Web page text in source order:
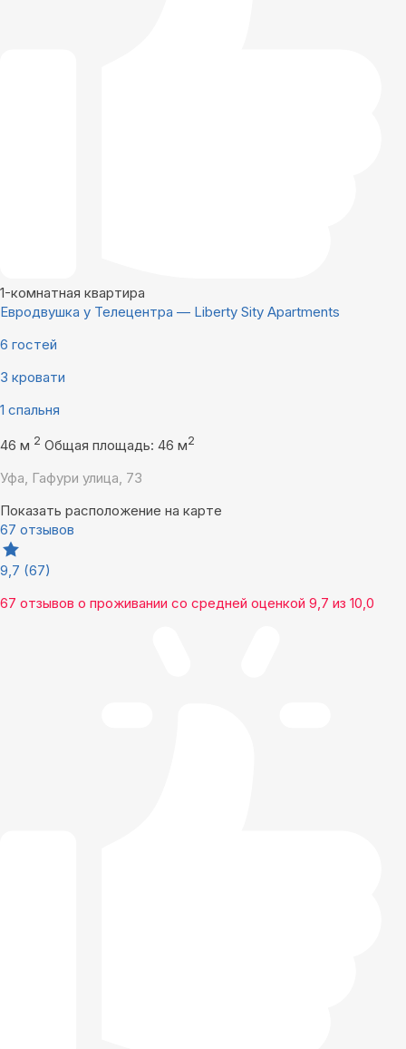
1-комнатная квартира
Евродвушка у Телецентра — Liberty Sity Apartments
6 гостей
3 кровати
1 спальня
46 м 2 Общая площадь: 46 м2
Уфа, Гафури улица, 73
Показать расположение на карте
67 отзывов
9,7 (67)
67 отзывов о проживании со средней оценкой 9,7 из 10,0